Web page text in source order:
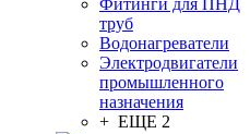
Фитинги для ПНД
труб
Водонагреватели
Электродвигатели
промышленного
назначения
+ ЕЩЕ 2